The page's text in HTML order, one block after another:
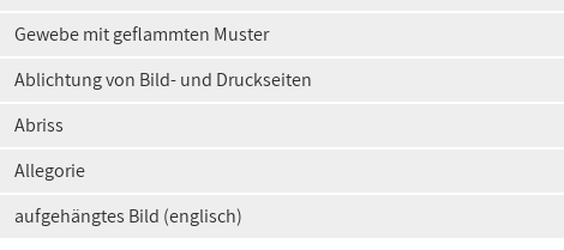
Gewebe mit geflammten Muster
Ablichtung von Bild- und Druckseiten
Abriss
Allegorie
aufgehängtes Bild (englisch)